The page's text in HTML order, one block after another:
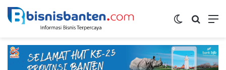
Switch skin